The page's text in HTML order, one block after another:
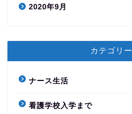
2020年9月
カテゴリー
ナース生活
看護学校入学まで